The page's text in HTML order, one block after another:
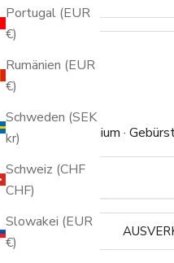
Portugal (EUR
€)
Rumänien (EUR
€)
Schweden (SEK
kr)
Schweiz (CHF
CHF)
Slowakei (EUR
€)
Solo
Solo
Eloxierter Aluminium ·
Nicht auf Lager